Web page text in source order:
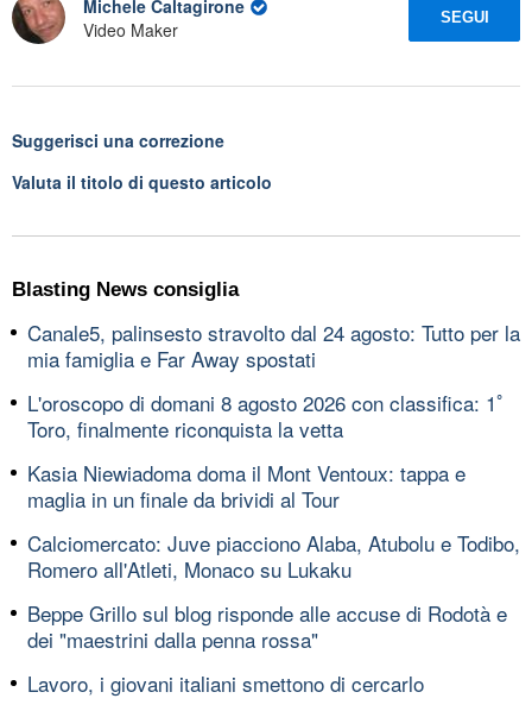
Michele Caltagirone
Video Maker
SEGUI
Suggerisci una correzione
Valuta il titolo di questo articolo
Blasting News consiglia
Canale5, palinsesto stravolto dal 24 agosto: Tutto per la
mia famiglia e Far Away spostati
L'oroscopo di domani 8 agosto 2026 con classifica: 1ﾟ
Toro, finalmente riconquista la vetta
Kasia Niewiadoma doma il Mont Ventoux: tappa e
maglia in un finale da brividi al Tour
Calciomercato: Juve piacciono Alaba, Atubolu e Todibo,
Romero all'Atleti, Monaco su Lukaku
Beppe Grillo sul blog risponde alle accuse di Rodotà e
dei "maestrini dalla penna rossa"
Lavoro, i giovani italiani smettono di cercarlo